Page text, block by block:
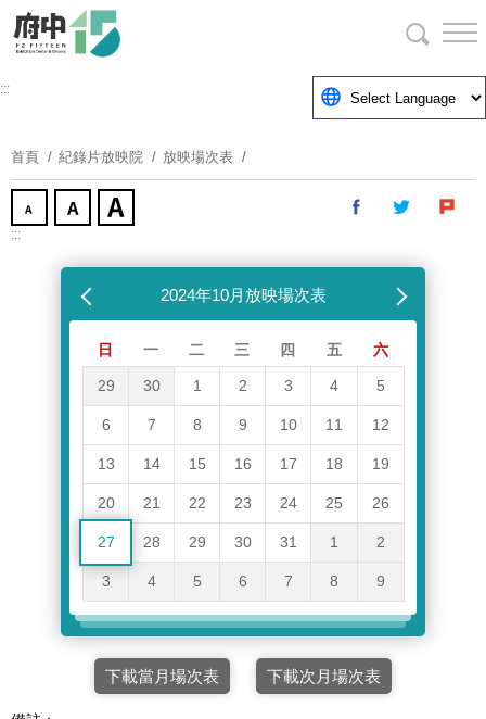
要
塊
:::
首頁 紀錄片放映院 放映場次表
:::
2024年10月放映場次表下個月
日 一 二 三 四 五 六
29 30 1 2 3 4 5
6 7 8 9 10 11 12
13 14 15 16 17 18 19
20 21 22 23 24 25 26
27 28 29 30 31 1 2
3 4 5 6 7 8 9
下載當月場次表 下載次月場次表